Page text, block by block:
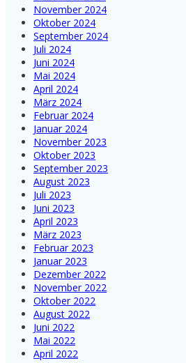
November 2024
Oktober 2024
September 2024
Juli 2024
Juni 2024
Mai 2024
April 2024
März 2024
Februar 2024
Januar 2024
November 2023
Oktober 2023
September 2023
August 2023
Juli 2023
Juni 2023
April 2023
März 2023
Februar 2023
Januar 2023
Dezember 2022
November 2022
Oktober 2022
August 2022
Juni 2022
Mai 2022
April 2022